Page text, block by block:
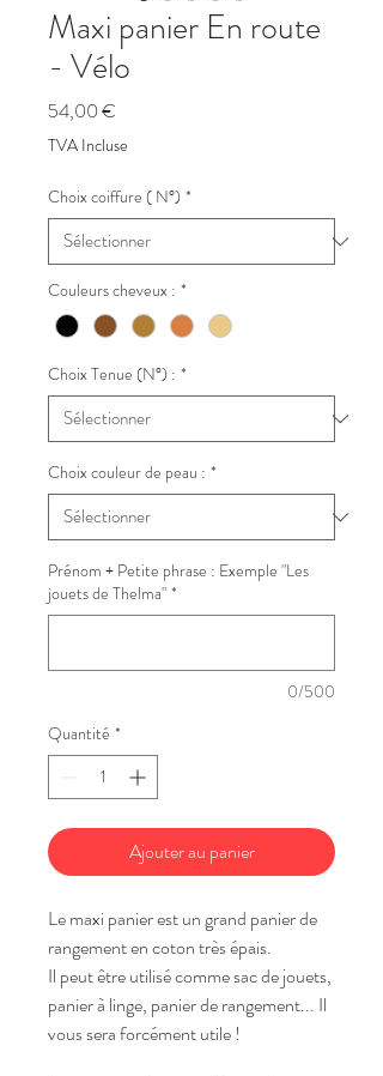
Maxi panier En route
- Vélo
54,00 €
TVA Incluse
Choix coiffure ( N°) *
Couleurs cheveux : *
Choix Tenue (N°) : *
Choix couleur de peau : *
Prénom + Petite phrase : Exemple "Les
jouets de Thelma" *
0/500
Quantité *
Ajouter au panier
Le maxi panier est un grand panier de
rangement en coton très épais.
Il peut être utilisé comme sac de jouets,
panier à linge, panier de rangement... Il
vous sera forcément utile !